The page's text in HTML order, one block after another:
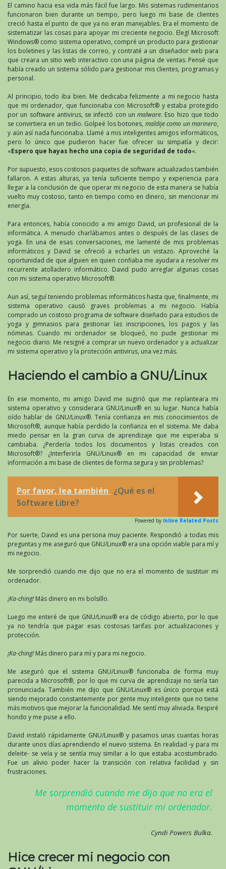
El camino hacia esa vida más fácil fue largo. Mis sistemas rudimentarios
funcionaron bien durante un tiempo, pero luego mi base de clientes
creció hasta el punto de que ya no eran manejables. Era el momento de
sistematizar las cosas para apoyar mi creciente negocio. Elegí Microsoft
Windows® como sistema operativo, compré un producto para gestionar
los boletines y las listas de correo, y contraté a un diseñador web para
que creara un sitio web interactivo con una página de ventas. Pensé que
había creado un sistema sólido para gestionar mis clientes, programas y
personal.
Al principio, todo iba bien. Me dedicaba felizmente a mi negocio hasta
que mi ordenador, que funcionaba con Microsoft® y estaba protegido
por un software antivirus, se infectó con un malware. Eso hizo que todo
se convirtiera en un tedio. Golpeé los botones, maldije como un marinero,
y aún así nada funcionaba. Llamé a mis inteligentes amigos informáticos,
pero lo único que pudieron hacer fue ofrecer su simpatía y decir:
«Espero que hayas hecho una copia de seguridad de todo«.
Por supuesto, esos costosos paquetes de software actualizados también
fallaron. A estas alturas, ya tenía suficiente tiempo y experiencia para
llegar a la conclusión de que operar mi negocio de esta manera se había
vuelto muy costoso, tanto en tiempo como en dinero, sin mencionar mi
energía.
Para entonces, había conocido a mi amigo David, un profesional de la
informática. A menudo charlábamos antes o después de las clases de
yoga. En una de esas conversaciones, me lamenté de mis problemas
informáticos y David se ofreció a echarles un vistazo. Aproveché la
oportunidad de que alguien en quien confiaba me ayudara a resolver mi
recurrente atolladero informático. David pudo arreglar algunas cosas
con mi sistema operativo Microsoft®.
Aun así, seguí teniendo problemas informáticos hasta que, finalmente, mi
sistema operativo causó graves problemas a mi negocio. Había
comprado un costoso programa de software diseñado para estudios de
yoga y gimnasios para gestionar las inscripciones, los pagos y las
nóminas. Cuando mi ordenador se bloqueó, no pude gestionar mi
negocio diario. Me resigné a comprar un nuevo ordenador y a actualizar
mi sistema operativo y la protección antivirus, una vez más.
Haciendo el cambio a GNU/Linux
En ese momento, mi amigo David me sugirió que me replanteara mi
sistema operativo y considerara GNU/Linux® en su lugar. Nunca había
oído hablar de GNU/Linux®. Tenía confianza en mis conocimientos de
Microsoft®, aunque había perdido la confianza en el sistema. Me daba
miedo pensar en la gran curva de aprendizaje que me esperaba si
cambiaba. ¿Perdería todos los documentos y listas creados con
Microsoft®? ¿Interferiría GNU/Linux® en mi capacidad de enviar
información a mi base de clientes de forma segura y sin problemas?
Por favor, lea también ¿Qué es el
Software Libre?
Powered by Inline Related Posts
Por suerte, David es una persona muy paciente. Respondió a todas mis
preguntas y me aseguró que GNU/Linux® era una opción viable para mí y
mi negocio.
Me sorprendió cuando me dijo que no era el momento de sustituir mi
ordenador.
¡Ka-ching! Más dinero en mi bolsillo.
Luego me enteré de que GNU/Linux® era de código abierto, por lo que
ya no tendría que pagar esas costosas tarifas por actualizaciones y
protección.
¡Ka-ching! Más dinero para mí y para mi negocio.
Me aseguró que el sistema GNU/Linux® funcionaba de forma muy
parecida a Microsoft®, por lo que mi curva de aprendizaje no sería tan
pronunciada. También me dijo que GNU/Linux® es único porque está
siendo mejorado constantemente por gente muy inteligente que no tiene
más motivos que mejorar la funcionalidad. Me sentí muy aliviada. Respiré
hondo y me puse a ello.
David instaló rápidamente GNU/Linux® y pasamos unas cuantas horas
durante unos días aprendiendo el nuevo sistema. En realidad -y para mi
deleite- se veía y se sentía muy similar a lo que estaba acostumbrado.
Fue un alivio poder hacer la transición con relativa facilidad y sin
frustraciones.
Me sorprendió cuando me dijo que no era el
momento de sustituir mi ordenador.
Cyndi Powers Bulka.
Hice crecer mi negocio con